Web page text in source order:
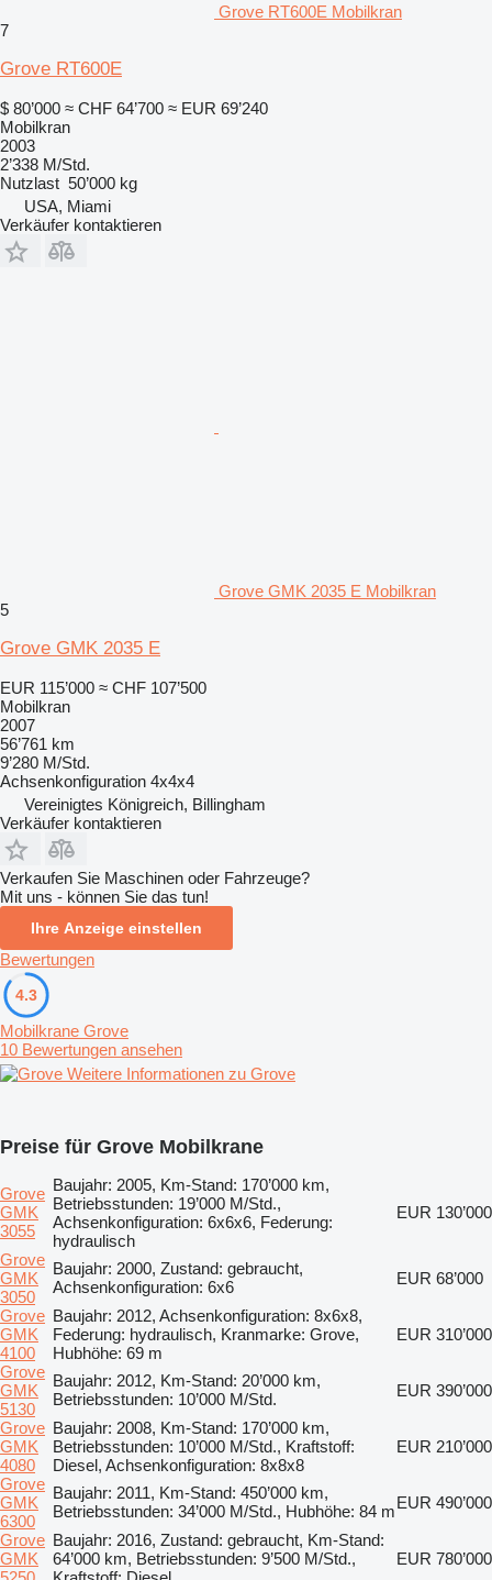
Grove RT600E Mobilkran
7
Grove RT600E
$ 80’000 ≈ CHF 64’700 ≈ EUR 69’240
Mobilkran
2003
2’338 M/Std.
Nutzlast 50’000 kg
USA, Miami
Verkäufer kontaktieren
Grove GMK 2035 E Mobilkran
5
Grove GMK 2035 E
EUR 115’000 ≈ CHF 107’500
Mobilkran
2007
56’761 km
9’280 M/Std.
Achsenkonfiguration 4x4x4
Vereinigtes Königreich, Billingham
Verkäufer kontaktieren
Verkaufen Sie Maschinen oder Fahrzeuge?
Mit uns - können Sie das tun!
Ihre Anzeige einstellen
Bewertungen
4.3
Mobilkrane Grove
10 Bewertungen ansehen
Weitere Informationen zu Grove
Preise für Grove Mobilkrane
Grove
GMK
3055
Baujahr: 2005, Km-Stand: 170’000 km,
Betriebsstunden: 19’000 M/Std.,
Achsenkonfiguration: 6x6x6, Federung:
hydraulisch
EUR 130’000
Grove
GMK
3050
Baujahr: 2000, Zustand: gebraucht,
Achsenkonfiguration: 6x6
EUR 68’000
Grove
GMK
4100
Baujahr: 2012, Achsenkonfiguration: 8x6x8,
Federung: hydraulisch, Kranmarke: Grove,
Hubhöhe: 69 m
EUR 310’000
Grove
GMK
5130
Baujahr: 2012, Km-Stand: 20’000 km,
Betriebsstunden: 10’000 M/Std.
EUR 390’000
Grove
GMK
4080
Baujahr: 2008, Km-Stand: 170’000 km,
Betriebsstunden: 10’000 M/Std., Kraftstoff:
Diesel, Achsenkonfiguration: 8x8x8
EUR 210’000
Grove
GMK
6300
Baujahr: 2011, Km-Stand: 450’000 km,
Betriebsstunden: 34’000 M/Std., Hubhöhe: 84 mEUR 490’000
Grove
GMK
Baujahr: 2016, Zustand: gebraucht, Km-Stand:
64’000 km, Betriebsstunden: 9’500 M/Std.,
EUR 780’000